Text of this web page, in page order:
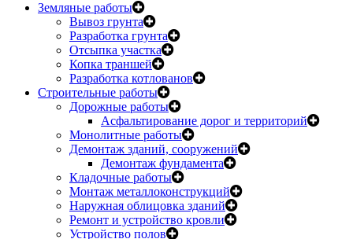
Земляные работы
Вывоз грунта
Разработка грунта
Отсыпка участка
Копка траншей
Разработка котлованов
Строительные работы
Дорожные работы
Асфальтирование дорог и территорий
Монолитные работы
Демонтаж зданий, сооружений
Демонтаж фундамента
Кладочные работы
Монтаж металлоконструкций
Наружная облицовка зданий
Ремонт и устройство кровли
Устройство полов